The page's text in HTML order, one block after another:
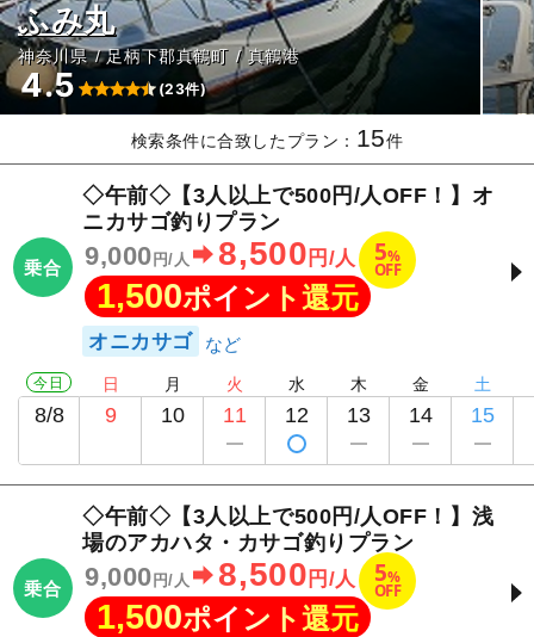
ふみ丸
神奈川県 足柄下郡真鶴町 真鶴港
4.5 (23件)
検索条件に合致したプラン： 15件
乗合
◇午前◇【3人以上で500円/人OFF！】オ
ニカサゴ釣りプラン
9,000円/人 8,500 円/人 5%
OFF
1,500ポイント還元
オニカサゴ
今日
8/8
日
9
月
10
火
11
水
12
木
13
金
14
土
15
乗合
◇午前◇【3人以上で500円/人OFF！】浅
場のアカハタ・カサゴ釣りプラン
9,000円/人 8,500 円/人 5%
OFF
1,500ポイント還元